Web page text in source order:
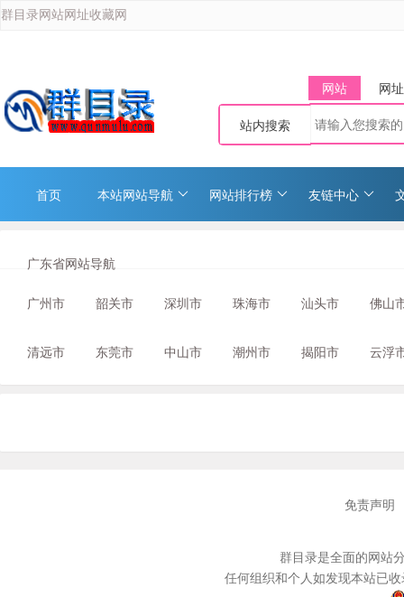
群目录网站网址收藏网
网站 网址
站内搜索
首页 本站网站导航 网站排行榜 友链中心
广东省网站导航
广州市 韶关市 深圳市 珠海市 汕头市 佛山
清远市 东莞市 中山市 潮州市 揭阳市 云浮
免责声明
群目录是全面的网站
任何组织和个人如发现本站已